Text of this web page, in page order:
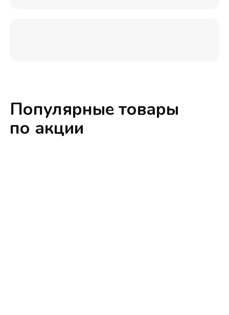
Популярные товары
по акции